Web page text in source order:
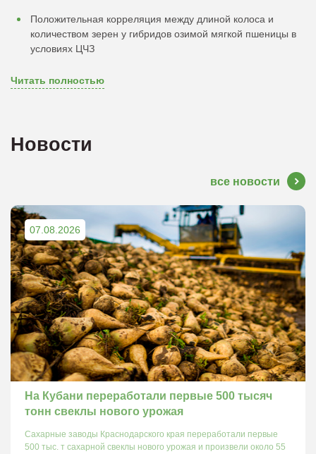
Положительная корреляция между длиной колоса и
количеством зерен у гибридов озимой мягкой пшеницы в
условиях ЦЧЗ
Читать полностью
Новости
все новости
07.08.2026
На Кубани переработали первые 500 тысяч
тонн свеклы нового урожая
Сахарные заводы Краснодарского края переработали первые
500 тыс. т сахарной свеклы нового урожая и произвели около 55